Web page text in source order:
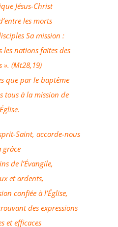
Jésus-Christ
les morts
Sa mission :
les nations faites des
». (Mt28,19)
que par le baptême
tous à la mission de
Saint, accorde-nous
grâce
de l’Évangile,
et ardents,
confiée à l’Église,
des expressions
et efficaces